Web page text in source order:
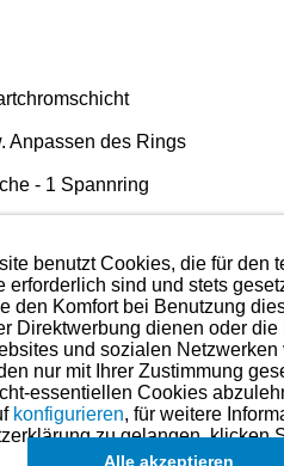
Anpassen des Rings
- 1 Spannring
was es im Bereich der
Preise hierzu finden
Modell sind (falls vorhanden) in
benutzt Cookies, die für den
erforderlich sind und stets
den Komfort bei Benutzung
Direktwerbung dienen oder die
und sozialen Netzwerken
nur mit Ihrer Zustimmung
essentiellen Cookies
konfigurieren, für weitere
zu gelangen, klicken
Alle akzeptieren